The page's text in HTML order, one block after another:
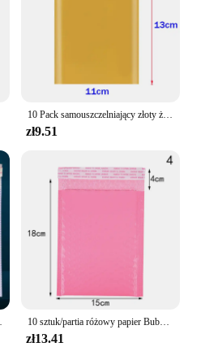
items arrive safely.
a personal letter or a
envelopes are sure to
consciousness is
envelopes are a testament to
from high-quality,
a sustainable choice for
water-resistant and tear-
your items are
while the lightweight
footprint. With a variety
choose from, you can
to match your brand or
10 Pack samouszczelniający złoty żółty koperta bąbelkowa wyściełana koperta pocztowa logistyka ekspresowe pakowanie książka torba na odzież
zł9.51
do książki 10 sztuk/partia różowy papier Bubble wyściełane koperty Mailers torba prezent Bubble Mailing koperta torba opakowania torby wysyłkowe Mailer torby
zł13.41